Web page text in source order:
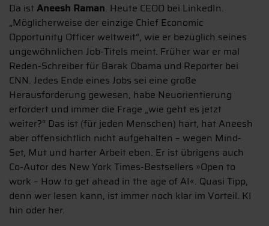
Da ist Aneesh Raman. Heute CEOO bei LinkedIn.
„Möglicherweise der einzige Chief Economic
Opportunity Officer weltweit“, wie er bezüglich seines
ungewöhnlichen Job-Titels meint. Früher war er mal
Reden-Schreiber für Barak Obama und Reporter bei
CNN. Jedes Ende eines Jobs sei eine große
Herausforderung gewesen, habe Neuorientierung
erfordert und immer die Frage „wie geht es jetzt
weiter?“ Das ist (für jeden Menschen) hart, hat Aneesh
aber offensichtlich nicht aufgehalten – wegen Mind-
Set, Mut und harter Arbeit eben. Er ist übrigens auch
Co-Autor des New York Times-Bestsellers »Open to
work – How to get ahead in the age of AI«. Quasi Tipp,
denn wer lesen kann, ist immer noch klar im Vorteil. KI
hin oder her.